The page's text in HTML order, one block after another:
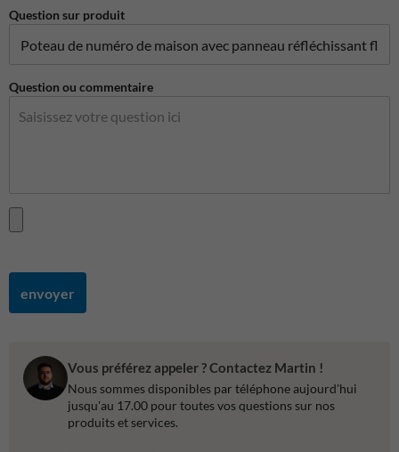
Question sur produit
Question ou commentaire
envoyer
Vous préférez appeler ? Contactez Martin !
Nous sommes disponibles par téléphone aujourd'hui
jusqu'au 17.00 pour toutes vos questions sur nos
produits et services.